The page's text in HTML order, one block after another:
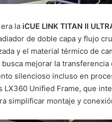
la iCUE LINK TITAN II
de doble capa y flujo
y el material térmico de
mejorar la transferencia
silencioso incluso en
Unified Frame, que
simplificar montaje y